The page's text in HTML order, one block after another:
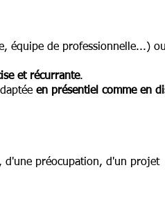
équipe de professionnelle...)
et récurrante.
en présentiel comme en
d'une préocupation, d'un projet